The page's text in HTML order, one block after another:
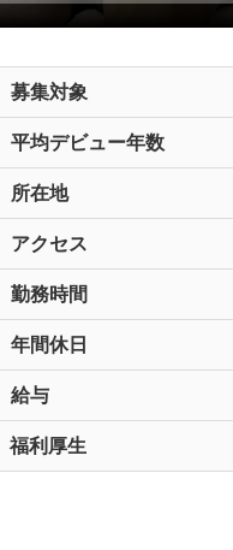
募集対象
平均デビュー年数
所在地
アクセス
勤務時間
年間休日
給与
福利厚生